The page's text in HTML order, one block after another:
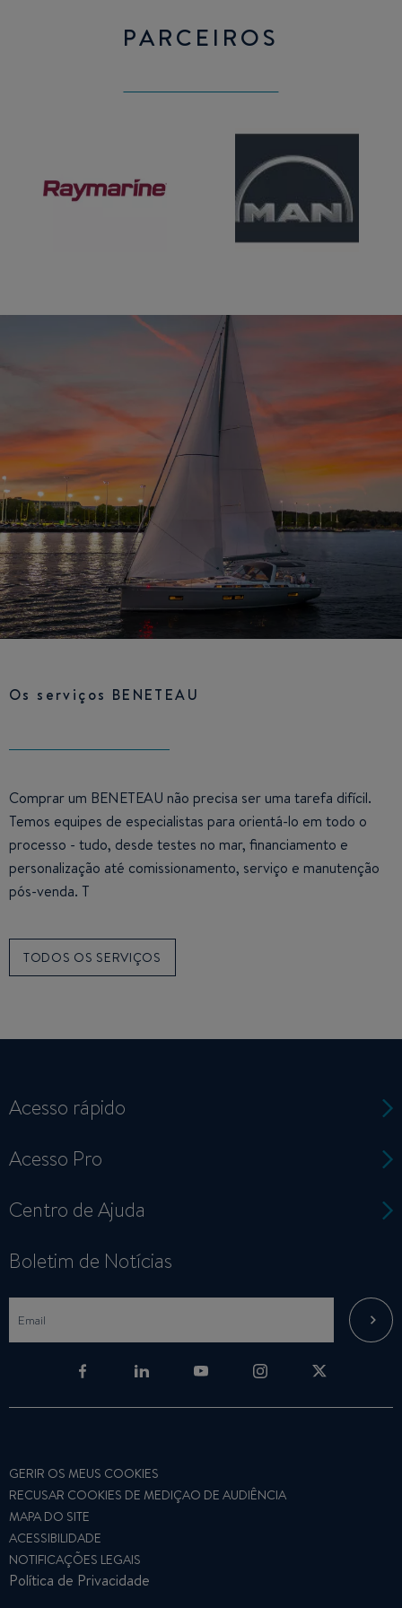
PARCEIROS
Os serviços BENETEAU
Comprar um BENETEAU não precisa ser uma tarefa difícil.
Temos equipes de especialistas para orientá-lo em todo o
processo - tudo, desde testes no mar, financiamento e
personalização até comissionamento, serviço e manutenção
pós-venda. T
TODOS OS SERVIÇOS
Acesso rápido
Acesso Pro
Centro de Ajuda
Boletim de Notícias
GERIR OS MEUS COOKIES
RECUSAR COOKIES DE MEDIÇAO DE AUDIÊNCIA
MAPA DO SITE
ACESSIBILIDADE
NOTIFICAÇÕES LEGAIS
Política de Privacidade